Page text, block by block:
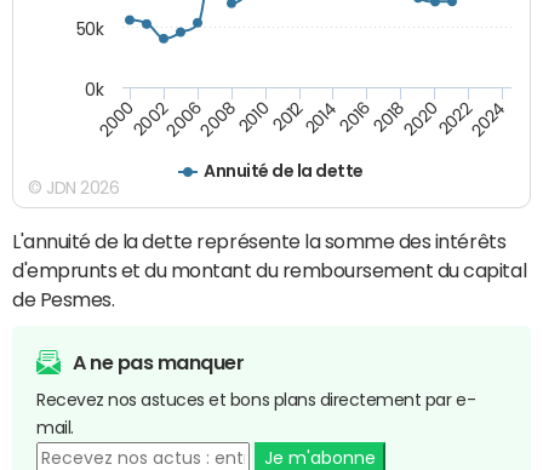
Annuité de la dette
200020022006200820102012201420162018202020222024
0k
50k
© JDN 2026
L'annuité de la dette représente la somme des intérêts
d'emprunts et du montant du remboursement du capital
de Pesmes.
A ne pas manquer
Recevez nos astuces et bons plans directement par e-
mail.
Je m'abonne